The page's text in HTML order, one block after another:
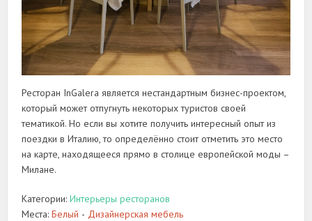
Ресторан InGalera является нестандартным бизнес-проектом,
который может отпугнуть некоторых туристов своей
тематикой. Но если вы хотите получить интересный опыт из
поездки в Италию, то определённо стоит отметить это место
на карте, находящееся прямо в столице европейской моды –
Милане.
Категории:Интерьеры ресторанов
Места:Белый • Дизайнерская мебель